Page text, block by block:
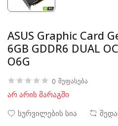
ASUS Graphic Card
6GB GDDR6 DUAL
O6G
0 შეფასება
არ არის მარაგში
სურვილების სია